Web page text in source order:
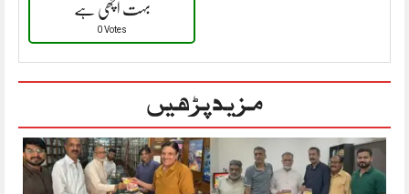
بہت اچھی ہے
0 Votes
مزید پڑھیں